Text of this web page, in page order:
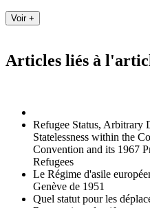
Articles liés à
Refugee Status, Arbitrary
Statelessness within the
Convention and its 1967
Refugees
Le Régime d'asile
Genève de 1951
Quel statut pour les